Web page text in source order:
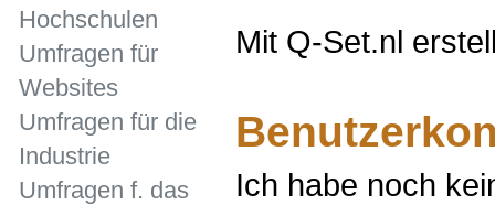
Mit Q-Set.nl
Ich habe noch
Hochschulen
Umfragen für
Websites
Umfragen für die
Industrie
Umfragen f. das